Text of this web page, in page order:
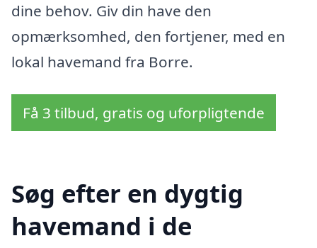
dine behov. Giv din have den
opmærksomhed, den fortjener, med en
lokal havemand fra Borre.
Få 3 tilbud, gratis og uforpligtende
Søg efter en dygtig
havemand i de